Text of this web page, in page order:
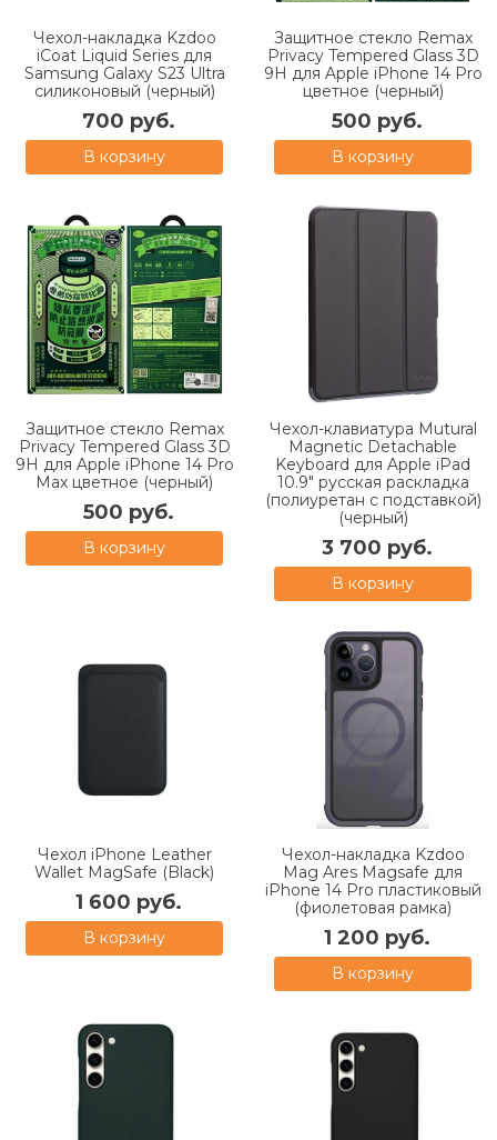
Чехол-накладка Kzdoo
iCoat Liquid Series для
Samsung Galaxy S23 Ultra
силиконовый (черный)
700 руб.
В корзину
Защитное стекло Remax
Privacy Tempered Glass 3D
9H для Apple iPhone 14 Pro
цветное (черный)
500 руб.
В корзину
Защитное стекло Remax
Privacy Tempered Glass 3D
9H для Apple iPhone 14 Pro
Max цветное (черный)
500 руб.
В корзину
Чехол-клавиатура Mutural
Magnetic Detachable
Keyboard для Apple iPad
10.9" русская раскладка
(полиуретан с подставкой)
(черный)
3 700 руб.
В корзину
Чехол iPhone Leather
Wallet MagSafe (Black)
1 600 руб.
В корзину
Чехол-накладка Kzdoo
Mag Ares Magsafe для
iPhone 14 Pro пластиковый
(фиолетовая рамка)
1 200 руб.
В корзину